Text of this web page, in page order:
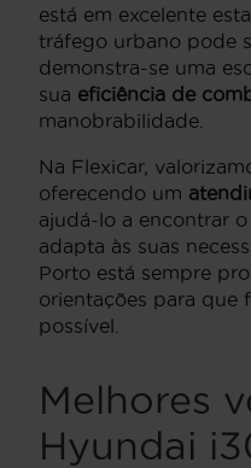
está em excelente
tráfego urbano pode
demonstra-se uma
sua eficiência de
manobrabilidade.
Na Flexicar,
oferecendo um
ajudá-lo a encontrar
adapta às suas
Porto está sempre
orientações para que
possível.
Melhores
Hyundai